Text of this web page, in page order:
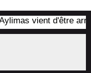
vient d'être arrêté